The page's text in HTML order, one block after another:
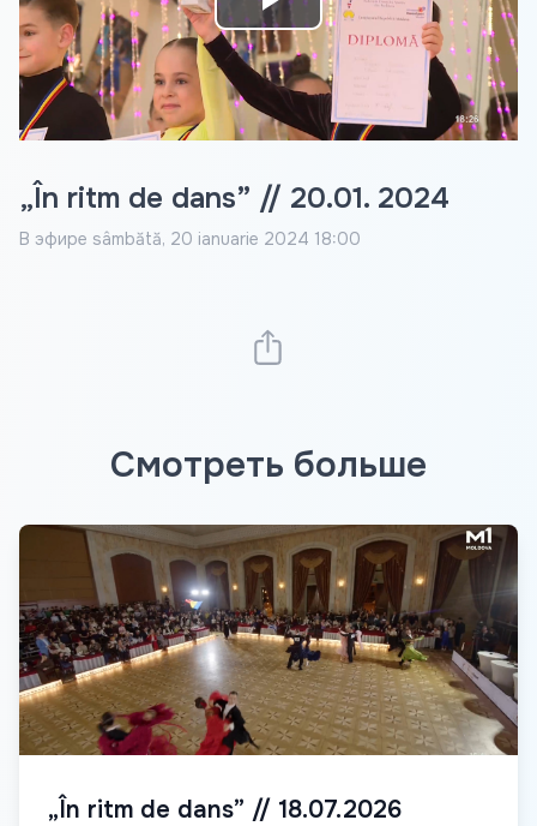
Play
Video
„În ritm de dans” // 20.01. 2024
В эфире sâmbătă, 20 ianuarie 2024 18:00
Смотреть больше
„În ritm de dans” // 18.07.2026